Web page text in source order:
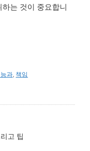
는 것이 중요합니
과,책임
고 팁